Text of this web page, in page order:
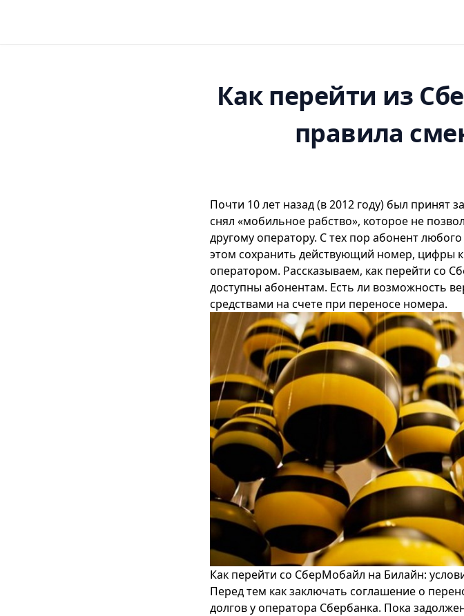
Как перейти из
правила
Почти 10 лет назад (в 2012 году) был принят
снял «мобильное рабство», которое не
другому оператору. С тех пор абонент
этом сохранить действующий номер, цифры
оператором. Рассказываем, как перейти со
доступны абонентам. Есть ли возможность
средствами на счете при переносе номера.
Как перейти со СберМобайл на Билайн:
Перед тем как заключать соглашение о
долгов у оператора Сбербанка. Пока